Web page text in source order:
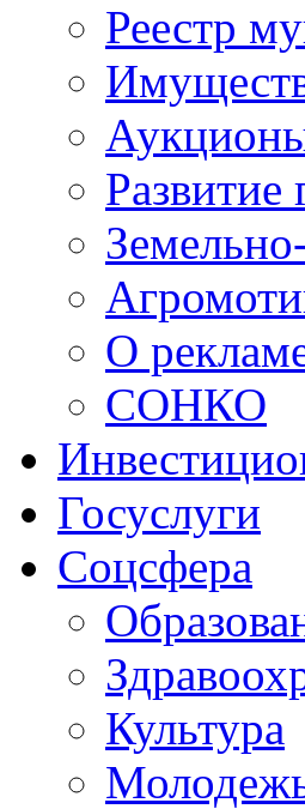
Реестр
Развитие
О
СОНКО
Госуслуги
Соцсфера
Культура